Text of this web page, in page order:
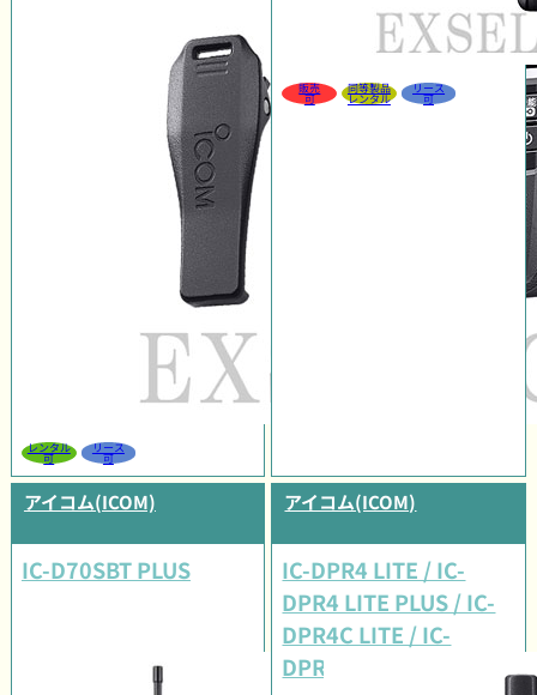
レンタル
可
リース
可
販売
可
同等製品
レンタル
リース
可
アイコム(ICOM)
IC-D70SBT PLUS
アイコム(ICOM)
IC-DPR4 LITE / IC-
DPR4 LITE PLUS / IC-
DPR4C LITE / IC-
DPR4C LITE PLUS